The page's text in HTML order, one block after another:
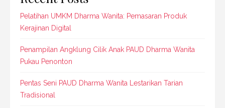
Pelatihan UMKM Dharma Wanita: Pemasaran Produk
Kerajinan Digital
Penampilan Angklung Cilik Anak PAUD Dharma Wanita
Pukau Penonton
Pentas Seni PAUD Dharma Wanita Lestarikan Tarian
Tradisional